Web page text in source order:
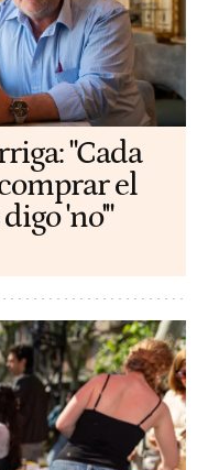
"Cada
el
'no'"